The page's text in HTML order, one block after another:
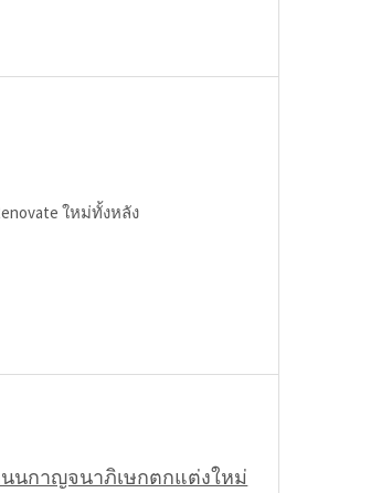
ใหม่ทั้งหลัง
นนกาญจนาภิเษกตกแต่งใหม่